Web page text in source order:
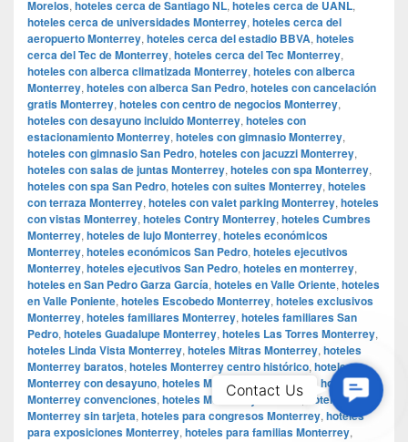
Morelos, hoteles cerca de Santiago NL, hoteles cerca de UANL,
hoteles cerca de universidades Monterrey, hoteles cerca del
aeropuerto Monterrey, hoteles cerca del estadio BBVA, hoteles
cerca del Tec de Monterrey, hoteles cerca del Tec Monterrey,
hoteles con alberca climatizada Monterrey, hoteles con alberca
Monterrey, hoteles con alberca San Pedro, hoteles con cancelación
gratis Monterrey, hoteles con centro de negocios Monterrey,
hoteles con desayuno incluido Monterrey, hoteles con
estacionamiento Monterrey, hoteles con gimnasio Monterrey,
hoteles con gimnasio San Pedro, hoteles con jacuzzi Monterrey,
hoteles con salas de juntas Monterrey, hoteles con spa Monterrey,
hoteles con spa San Pedro, hoteles con suites Monterrey, hoteles
con terraza Monterrey, hoteles con valet parking Monterrey, hoteles
con vistas Monterrey, hoteles Contry Monterrey, hoteles Cumbres
Monterrey, hoteles de lujo Monterrey, hoteles económicos
Monterrey, hoteles económicos San Pedro, hoteles ejecutivos
Monterrey, hoteles ejecutivos San Pedro, hoteles en monterrey,
hoteles en San Pedro Garza García, hoteles en Valle Oriente, hoteles
en Valle Poniente, hoteles Escobedo Monterrey, hoteles exclusivos
Monterrey, hoteles familiares Monterrey, hoteles familiares San
Pedro, hoteles Guadalupe Monterrey, hoteles Las Torres Monterrey,
hoteles Linda Vista Monterrey, hoteles Mitras Monterrey, hoteles
Monterrey baratos, hoteles Monterrey centro histórico, hoteles
Monterrey con desayuno, hoteles Monterrey conciertos
hoteles
Monterrey convenciones, hoteles Monterrey eventos,
hoteles
Monterrey sin tarjeta, hoteles para congresos Monterrey, hoteles
para exposiciones Monterrey, hoteles para familias Monterrey,
Us
Contact Us